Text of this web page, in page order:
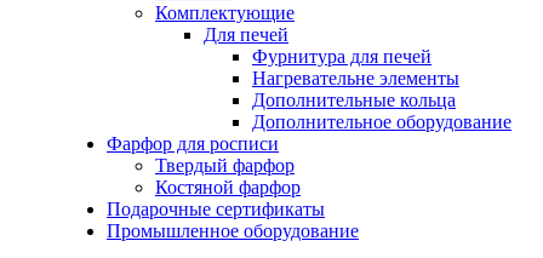
Комплектующие
Для печей
Фурнитура для печей
Нагревательне элементы
Дополнительные кольца
Дополнительное оборудование
Фарфор для росписи
Твердый фарфор
Костяной фарфор
Подарочные сертификаты
Промышленное оборудование